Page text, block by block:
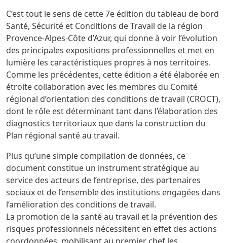
C’est tout le sens de cette 7e édition du tableau de bord
Santé, Sécurité et Conditions de Travail de la région
Provence-Alpes-Côte d’Azur, qui donne à voir l’évolution
des principales expositions professionnelles et met en
lumière les caractéristiques propres à nos territoires.
Comme les précédentes, cette édition a été élaborée en
étroite collaboration avec les membres du Comité
régional d’orientation des conditions de travail (CROCT),
dont le rôle est déterminant tant dans l’élaboration des
diagnostics territoriaux que dans la construction du
Plan régional santé au travail.
Plus qu’une simple compilation de données, ce
document constitue un instrument stratégique au
service des acteurs de l’entreprise, des partenaires
sociaux et de l’ensemble des institutions engagées dans
l’amélioration des conditions de travail.
La promotion de la santé au travail et la prévention des
risques professionnels nécessitent en effet des actions